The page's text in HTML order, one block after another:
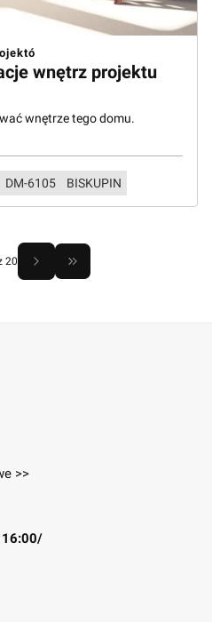
wnętrz projektu
wnętrze tego domu.
DM-6105 BISKUPIN
20
Przejdź do ostatniej
>>
16:00/